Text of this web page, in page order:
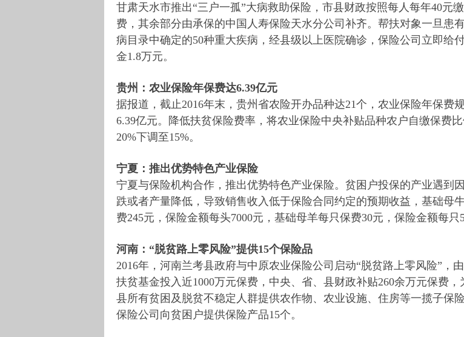
甘肃天水市推出“三户一孤”大病救助保险，市县财政按照每人每年40元
费，其余部分由承保的中国人寿保险天水分公司补齐。帮扶对象一旦患
病目录中确定的50种重大疾病，经县级以上医院确诊，保险公司立即给
金1.8万元。
贵州：农业保险年保费达6.39亿元
据报道，截止2016年末，贵州省农险开办品种达21个，农业保险年保费
6.39亿元。降低扶贫保险费率，将农业保险中央补贴品种农户自缴保费
20%下调至15%。
宁夏：推出优势特色产业保险
宁夏与保险机构合作，推出优势特色产业保险。贫困户投保的产业遇到
跌或者产量降低，导致销售收入低于保险合同约定的预期收益，基础母
费245元，保险金额每头7000元，基础母羊每只保费30元，保险金额每只
河南：“脱贫路上零风险”提供15个保险品
2016年，河南兰考县政府与中原农业保险公司启动“脱贫路上零风险”，
扶贫基金投入近1000万元保费，中央、省、县财政补贴260余万元保费，
县所有贫困及脱贫不稳定人群提供农作物、农业设施、住房等一揽子保险
保险公司向贫困户提供保险产品15个。